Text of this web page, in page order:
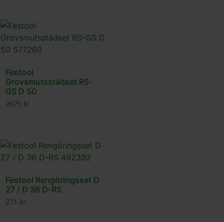
Festool
Grovsmutsstädset RS-
GS D 50
2675 kr
Festool Rengöringsset D
27 / D 36 D-RS
271 kr